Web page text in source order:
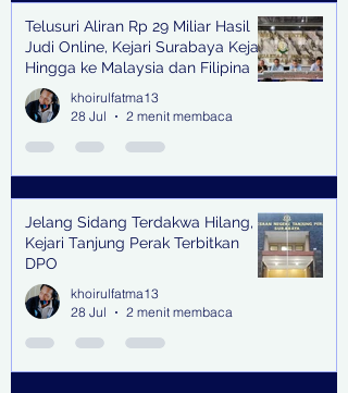
Telusuri Aliran Rp 29 Miliar Hasil
Judi Online, Kejari Surabaya Kejar
Hingga ke Malaysia dan Filipina
khoirulfatma13
28 Jul
2 menit membaca
Jelang Sidang Terdakwa Hilang,
Kejari Tanjung Perak Terbitkan
DPO
khoirulfatma13
28 Jul
2 menit membaca